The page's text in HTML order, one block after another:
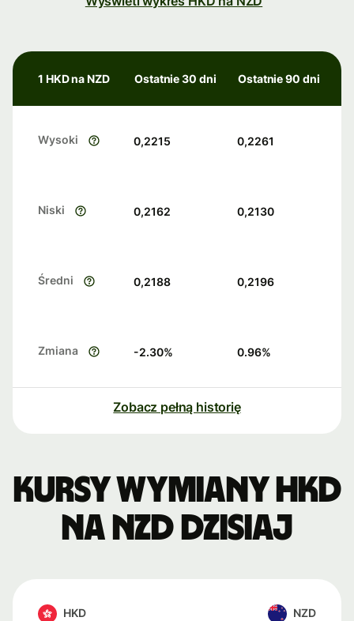
1 HKD na NZD Ostatnie 30 dni Ostatnie 90 dni
Wysoki 0,2215 0,2261
Niski 0,2162 0,2130
Średni 0,2188 0,2196
Zmiana -2.30% 0.96%
Zobacz pełną historię
Kursy wymiany HKD
na NZD dzisiaj
HKD NZD